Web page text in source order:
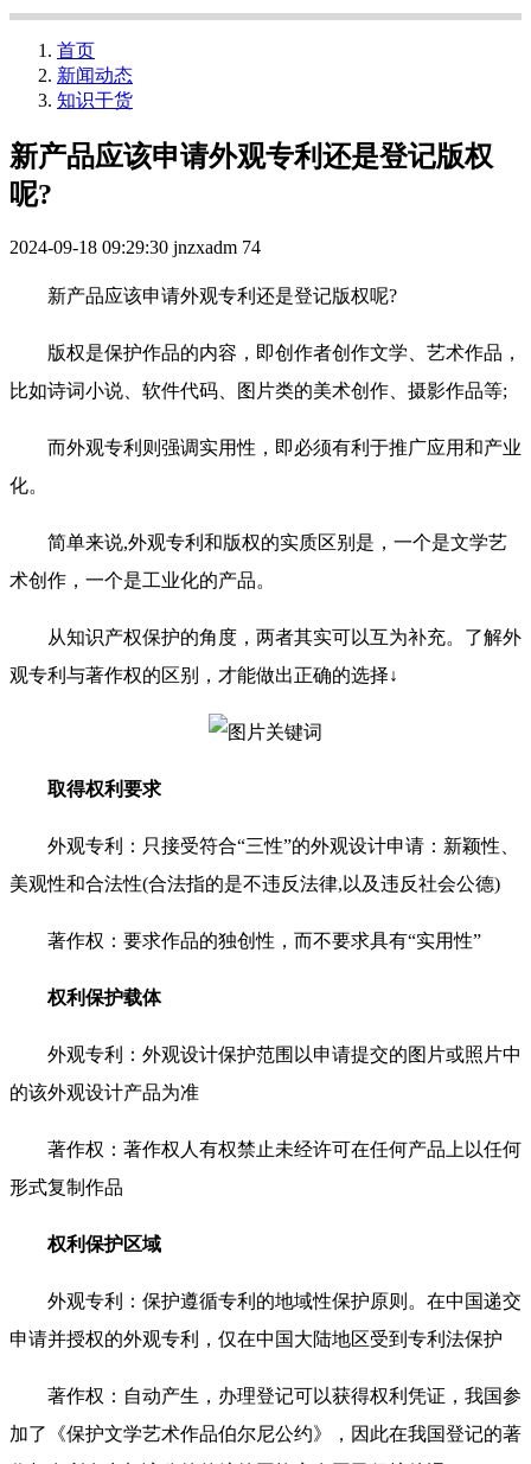
首页
新闻动态
知识干货
新产品应该申请外观专利还是登记版权
呢?
2024-09-18 09:29:30 jnzxadm 74
新产品应该申请外观专利还是登记版权呢?
版权是保护作品的内容，即创作者创作文学、艺术作品，
比如诗词小说、软件代码、图片类的美术创作、摄影作品等;
而外观专利则强调实用性，即必须有利于推广应用和产业
化。
简单来说,外观专利和版权的实质区别是，一个是文学艺
术创作，一个是工业化的产品。
从知识产权保护的角度，两者其实可以互为补充。了解外
观专利与著作权的区别，才能做出正确的选择↓
取得权利要求
外观专利：只接受符合“三性”的外观设计申请：新颖性、
美观性和合法性(合法指的是不违反法律,以及违反社会公德)
著作权：要求作品的独创性，而不要求具有“实用性”
权利保护载体
外观专利：外观设计保护范围以申请提交的图片或照片中
的该外观设计产品为准
著作权：著作权人有权禁止未经许可在任何产品上以任何
形式复制作品
权利保护区域
外观专利：保护遵循专利的地域性保护原则。在中国递交
申请并授权的外观专利，仅在中国大陆地区受到专利法保护
著作权：自动产生，办理登记可以获得权利凭证，我国参
加了《保护文学艺术作品伯尔尼公约》，因此在我国登记的著